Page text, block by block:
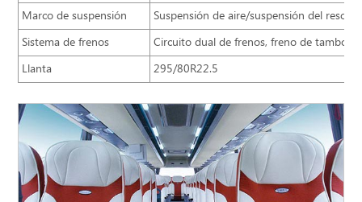
Marco de suspensión
Suspensión de aire/suspensión del
Sistema de frenos
Circuito dual de frenos, freno de tambor
Llanta
295/80R22.5